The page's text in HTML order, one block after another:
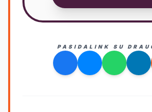
PASIDALINK SU